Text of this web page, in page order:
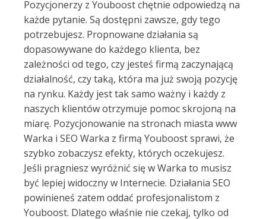
Pozycjonerzy z Youboost chętnie odpowiedzą na
każde pytanie. Są dostępni zawsze, gdy tego
potrzebujesz. Propnowane działania są
dopasowywane do każdego klienta, bez
zależności od tego, czy jesteś firmą zaczynającą
działalność, czy taką, która ma już swoją pozycję
na rynku. Każdy jest tak samo ważny i każdy z
naszych klientów otrzymuje pomoc skrojoną na
miarę. Pozycjonowanie na stronach miasta www
Warka i SEO Warka z firmą Youboost sprawi, że
szybko zobaczysz efekty, których oczekujesz.
Jeśli pragniesz wyróżnić się w Warka to musisz
być lepiej widoczny w Internecie. Działania SEO
powinieneś zatem oddać profesjonalistom z
Youboost. Dlatego właśnie nie czekaj, tylko od